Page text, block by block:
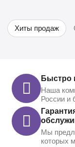
Хиты продаж
Быстро
Наша
России и
Мы
которых